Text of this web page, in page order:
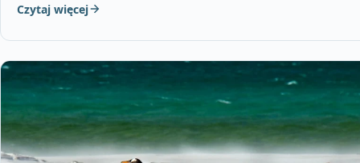
Czytaj więcej